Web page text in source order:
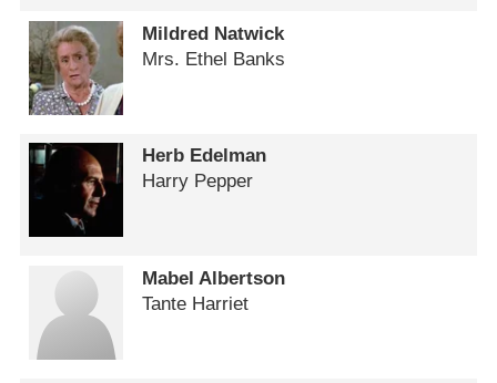
Mildred Natwick
Mrs. Ethel Banks
Herb Edelman
Harry Pepper
Mabel Albertson
Tante Harriet